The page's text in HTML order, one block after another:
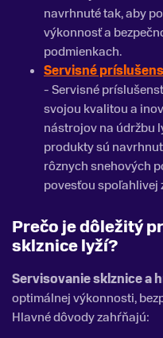
navrhnuté tak, aby
výkonnosť a
podmienkach.
Servisné
-Servisné
svojou kvalitou a
nástrojov na údržbu
produkty sú
rôznych snehových
povesťou spoľahlivej
Prečo je dôležitý
sklznice lyží?
Servisovanie sklznice a
optimálnej výkonnosti,
Hlavné dôvody zahŕňajú: